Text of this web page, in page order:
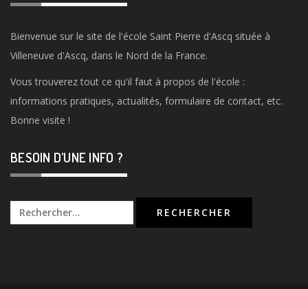
Bienvenue sur le site de l'école Saint Pierre d'Ascq située à
Villeneuve d'Ascq, dans le Nord de la France.
Vous trouverez tout ce qu'il faut à propos de l'école :
informations pratiques, actualités, formulaire de contact, etc.
Bonne visite !
BESOIN D’UNE INFO ?
Rechercher :